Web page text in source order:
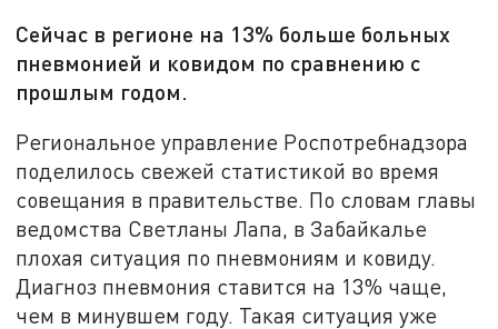
Сейчас в регионе на 13% больше больных
пневмонией и ковидом по сравнению с
прошлым годом.
Региональное управление Роспотребнадзора
поделилось свежей статистикой во время
совещания в правительстве. По словам главы
ведомства Светланы Лапа, в Забайкалье
плохая ситуация по пневмониям и ковиду.
Диагноз пневмония ставится на 13% чаще,
чем в минувшем году. Такая ситуация уже